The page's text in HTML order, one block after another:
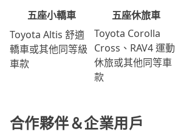
五座小轎車
Toyota Altis 舒適
轎車或其他同等級
車款
五座休旅車
Toyota Corolla
Cross、RAV4 運動
休旅或其他同等車
款
合作夥伴＆企業用戶